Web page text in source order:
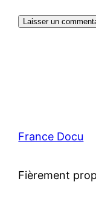
France Docu
Fièrement